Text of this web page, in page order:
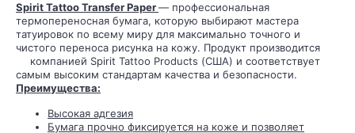
SpiritTattoo Transfer Paper— профессиональная
термопереносная бумага, которую выбирают мастера
татуировок по всему миру для максимально точного и
чистого переноса рисунка на кожу. Продукт производится
компанией Spirit Tattoo Products (США) и соответствует
самым высоким стандартам качества и безопасности.
Преимущества:
Высокая адгезия
Бумага прочно фиксируется на коже и позволяет